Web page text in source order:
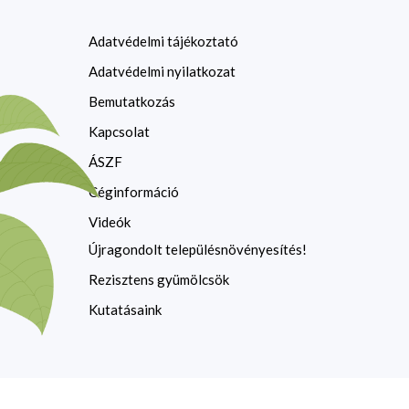
Adatvédelmi tájékoztató
Adatvédelmi nyilatkozat
Bemutatkozás
Kapcsolat
ÁSZF
Céginformáció
Videók
Újragondolt településnövényesítés!
Rezisztens gyümölcsök
Kutatásaink